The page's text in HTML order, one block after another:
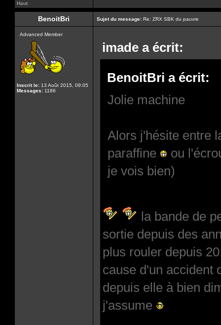
Haut
BenoitBri Sujet du message: Re: ZRX SBK du pauvre
Advanced Member
Inscrit le: 13 Août 2015, 09:05
Messages: 1186
imade a écrit:
BenoitBri a écrit:
Jolie machine
Alors j'hésite entre
paraffine
ou
je vois bien)
la bande de
sortie depuis des
plus rouler depuis
cause d'un accident
depuis elle à bien
j'assume